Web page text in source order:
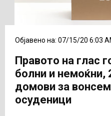
Објавено на: 07/15/20 6:03
Правото на глас
болни и немоќни,
домови за
осуденици